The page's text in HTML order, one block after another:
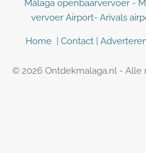
n
e
Málaga openbaarvervoer-
vervoer Airport- Arivals
Home Contact
© 2026 Ontdekmalaga.nl -